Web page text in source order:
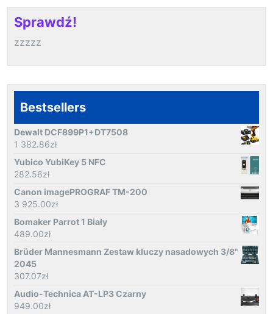
Sprawdź!
zzzzz
Bestsellers
Dewalt DCF899P1+DT7508
1 382.86zł
Yubico YubiKey 5 NFC
282.56zł
Canon imagePROGRAF TM-200
3 925.00zł
Bomaker Parrot 1 Biały
489.00zł
Brüder Mannesmann Zestaw kluczy nasadowych 3/8"
2045
307.07zł
Audio-Technica AT-LP3 Czarny
949.00zł